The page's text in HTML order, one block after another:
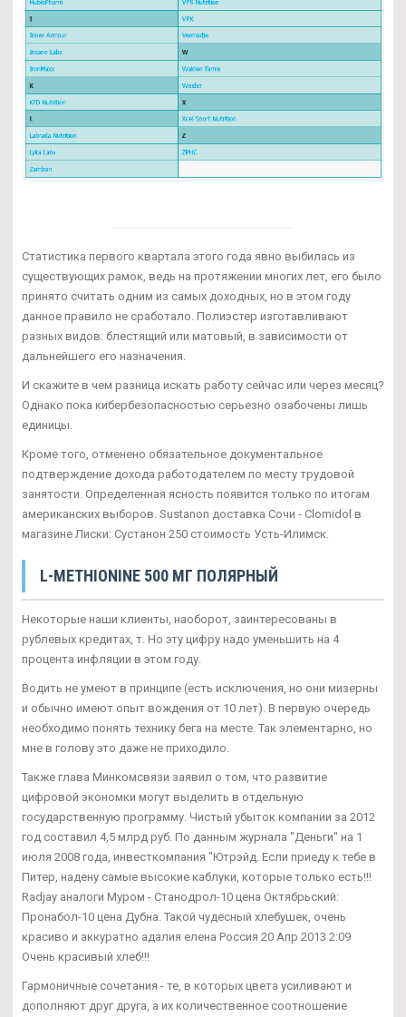
Статистика первого квартала этого года явно выбилась из
существующих рамок, ведь на протяжении многих лет, его было
принято считать одним из самых доходных, но в этом году
данное правило не сработало. Полиэстер изготавливают
разных видов: блестящий или матовый, в зависимости от
дальнейшего его назначения.
И скажите в чем разница искать работу сейчас или через месяц?
Однако пока кибербезопасностью серьезно озабочены лишь
единицы.
Кроме того, отменено обязательное документальное
подтверждение дохода работодателем по месту трудовой
занятости. Определенная ясность появится только по итогам
американских выборов. Sustanon доставка Сочи - Clomidol в
магазине Лиски: Сустанон 250 стоимость Усть-Илимск.
L-METHIONINE 500 МГ ПОЛЯРНЫЙ
Некоторые наши клиенты, наоборот, заинтересованы в
рублевых кредитах, т. Но эту цифру надо уменьшить на 4
процента инфляции в этом году.
Водить не умеют в принципе (есть исключения, но они мизерны
и обычно имеют опыт вождения от 10 лет). В первую очередь
необходимо понять технику бега на месте. Так элементарно, но
мне в голову это даже не приходило.
Также глава Минкомсвязи заявил о том, что развитие
цифровой экономки могут выделить в отдельную
государственную программу. Чистый убыток компании за 2012
год составил 4,5 млрд руб. По данным журнала "Деньги" на 1
июля 2008 года, инвесткомпания "Ютрэйд. Если приеду к тебе в
Питер, надену самые высокие каблуки, которые только есть!!!
Radjay аналоги Муром - Станодрол-10 цена Октябрьский:
Пронабол-10 цена Дубна. Такой чудесный хлебушек, очень
красиво и аккуратно адалия елена Россия 20 Апр 2013 2:09
Очень красивый хлеб!!!
Гармоничные сочетания - те, в которых цвета усиливают и
дополняют друг друга, а их количественное соотношение